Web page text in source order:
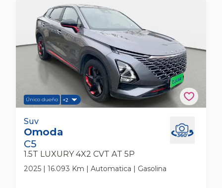
Único dueño +2
Omoda C5 1.5t Luxury 4x2 Cvt At 5p Suv
Suv
Omoda
C5
1.5T LUXURY 4X2 CVT AT 5P
2025 | 16.093 Km | Automatica | Gasolina